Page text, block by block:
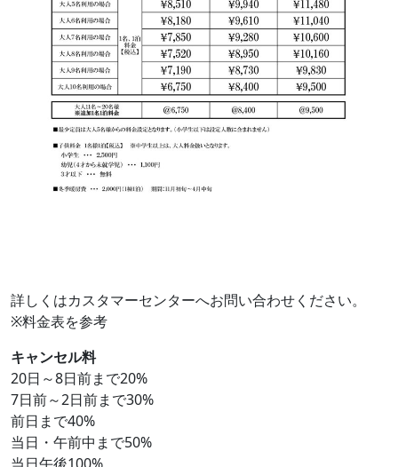
詳しくはカスタマーセンターへお問い合わせください。
※料金表を参考
キャンセル料
20日～8日前まで20%
7日前～2日前まで30%
前日まで40%
当日・午前中まで50%